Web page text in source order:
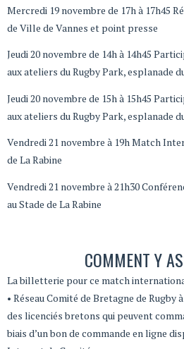
Mercredi 19 novembre de 17h à 17h45
de Ville de Vannes et point presse
Jeudi 20 novembre de 14h à 14h45
aux ateliers du Rugby Park, esplanade
Jeudi 20 novembre de 15h à 15h45
aux ateliers du Rugby Park, esplanade
Vendredi 21 novembre à 19h Match
de La Rabine
Vendredi 21 novembre à 21h30
au Stade de La Rabine
COMMENT Y
La billetterie pour ce match
• Réseau Comité de Bretagne de
des licenciés bretons qui peuvent
biais d’un bon de commande en ligne